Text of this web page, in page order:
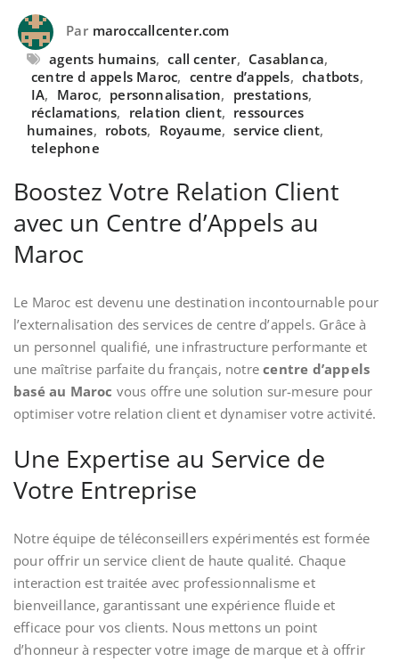
Par maroccallcenter.com
agents humains, call center, Casablanca,
centre d appels Maroc, centre d’appels, chatbots,
IA, Maroc, personnalisation, prestations,
réclamations, relation client, ressources
humaines, robots, Royaume, service client,
telephone
Boostez Votre Relation Client
avec un Centre d’Appels au
Maroc
Le Maroc est devenu une destination incontournable pour
l’externalisation des services de centre d’appels. Grâce à
un personnel qualifié, une infrastructure performante et
une maîtrise parfaite du français, notrecentre d’appels
basé au Maroc vous offre une solution sur-mesure pour
optimiser votre relation client et dynamiser votre activité.
Une Expertise au Service de
Votre Entreprise
Notre équipe de téléconseillers expérimentés est formée
pour offrir un service client de haute qualité. Chaque
interaction est traitée avec professionnalisme et
bienveillance, garantissant une expérience fluide et
efficace pour vos clients. Nous mettons un point
d’honneur à respecter votre image de marque et à offrir